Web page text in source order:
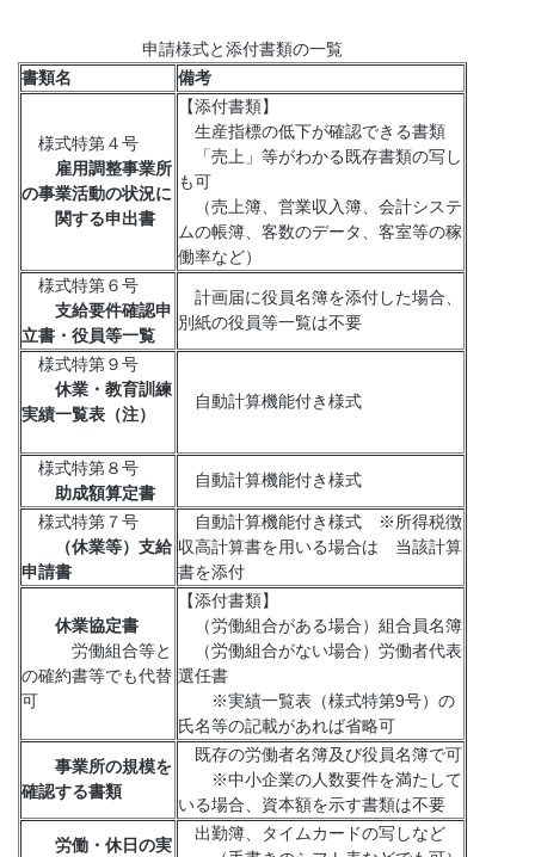
申請様式と添付書類の一覧
書類名
備考
様式特第４号
雇用調整事業所
の事業活動の状況に
関する申出書
【添付書類】
生産指標の低下が確認できる書類
「売上」等がわかる既存書類の写し
も可
（売上簿、営業収入簿、会計システ
ムの帳簿、客数のデータ、客室等の稼
働率など）
様式特第６号
支給要件確認申
立書・役員等一覧
計画届に役員名簿を添付した場合、
別紙の役員等一覧は不要
様式特第９号
休業・教育訓練
実績一覧表（注）
自動計算機能付き様式
様式特第８号
助成額算定書
自動計算機能付き様式
様式特第７号
（休業等）支給
申請書
自動計算機能付き様式 ※所得税徴
収高計算書を用いる場合は 当該計算
書を添付
休業協定書
労働組合等と
の確約書等でも代替
可
【添付書類】
（労働組合がある場合）組合員名簿
（労働組合がない場合）労働者代表
選任書
※実績一覧表（様式特第9号）の
氏名等の記載があれば省略可
事業所の規模を
確認する書類
既存の労働者名簿及び役員名簿で可
※中小企業の人数要件を満たして
いる場合、資本額を示す書類は不要
労働・休日の実
出勤簿、タイムカードの写しなど